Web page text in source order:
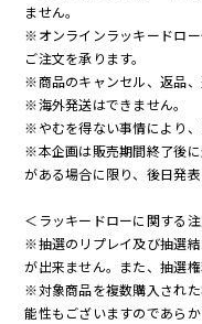
ません。
※オンラインラッキードロ
ご注文を承ります。
※商品のキャンセル、返品、
※海外発送はできません。
※やむを得ない事情により、
※本企画は販売期間終了後
がある場合に限り、後日発表
＜ラッキードローに関する
※抽選のリプレイ及び抽選
が出来ません。また、抽選
※対象商品を複数購入され
能性もございますのであらか